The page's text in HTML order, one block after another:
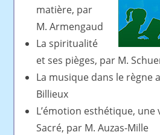
matière, par
M. Armengaud
La spiritualité
et ses pièges, par M.
La musique dans le règne
Billieux
L’émotion esthétique, une
Sacré, par M. Auzas-Mille